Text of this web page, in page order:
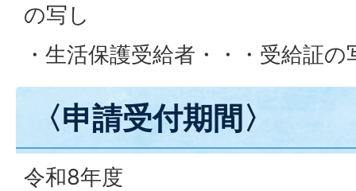
の写し
・生活保護受給者・・・受給証の
〈申請受付期間〉
令和8年度